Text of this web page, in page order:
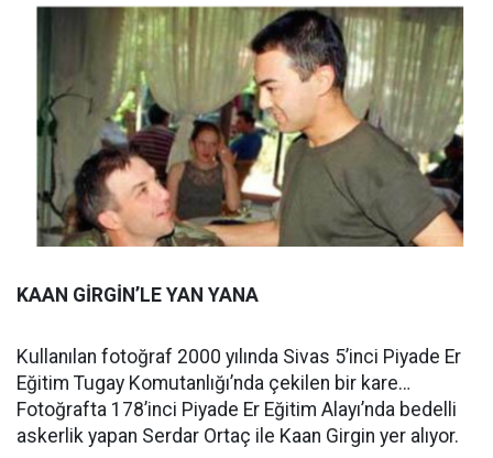
KAAN GİRGİN’LE YAN YANA
Kullanılan fotoğraf 2000 yılında Sivas 5’inci Piyade Er
Eğitim Tugay Komutanlığı’nda çekilen bir kare…
Fotoğrafta 178’inci Piyade Er Eğitim Alayı’nda bedelli
askerlik yapan Serdar Ortaç ile Kaan Girgin yer alıyor.